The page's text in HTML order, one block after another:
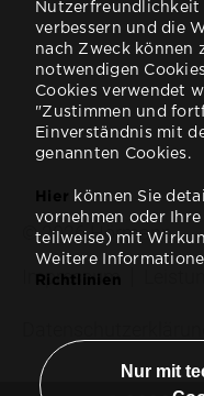
Nutzerfreundlichkeit
verbessern und die
nach Zweck können
notwendigen
Cookies verwendet
"Zustimmen und
Einverständnis mit
genannten Cookies.
Hier können Sie
vornehmen oder
teilweise) mit
Weitere
Richtlinien